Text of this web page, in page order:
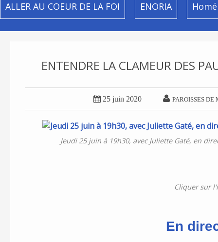
ALLER AU COEUR DE LA FOI ENORIA
ENTENDRE LA CLAMEUR DES
 25 juin 2020  PAROISSES DE
Jeudi 25 juin à 19h30, avec Juliette Gaté, en
Cliquer sur
En